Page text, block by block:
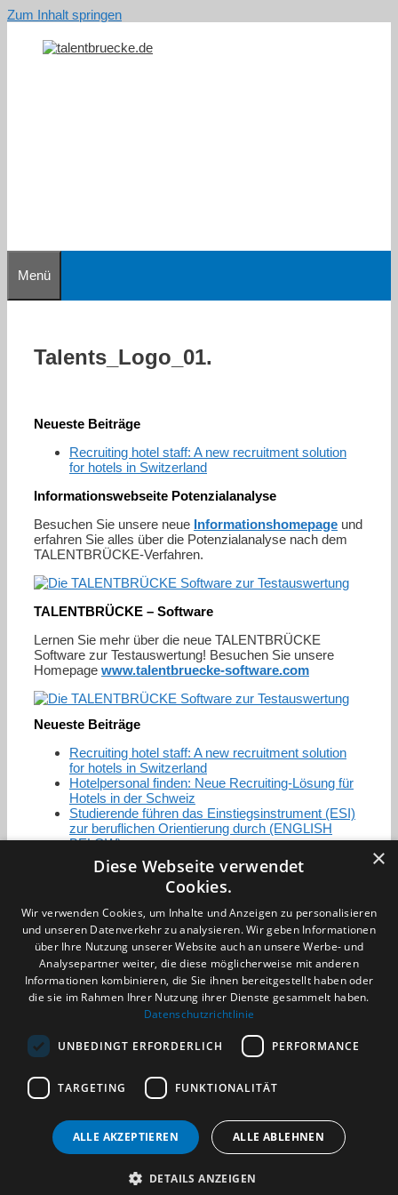
Zum Inhalt springen
Menü
Talents_Logo_01.
Neueste Beiträge
Recruiting hotel staff: A new recruitment solution
for hotels in Switzerland
Informationswebseite Potenzialanalyse
Besuchen Sie unsere neue Informationshomepage und
erfahren Sie alles über die Potenzialanalyse nach dem
TALENTBRÜCKE-Verfahren.
TALENTBRÜCKE – Software
Lernen Sie mehr über die neue TALENTBRÜCKE
Software zur Testauswertung! Besuchen Sie unsere
Homepage www.talentbruecke-software.com
Neueste Beiträge
Recruiting hotel staff: A new recruitment solution
for hotels in Switzerland
Hotelpersonal finden: Neue Recruiting-Lösung für
Hotels in der Schweiz
Studierende führen das Einstiegsinstrument (ESI)
zur beruflichen Orientierung durch (ENGLISH
BELOW)
Zertifizierung / Mitgliedschaften
Datenschutzerklärung
Benachrichtigungsservice
Kontakt und Anfahrt
(c) 2026 TALENTBRÜCKE GmbH & Co. KG
×
Diese Webseite verwendet
Cookies.
Wir verwenden Cookies, um Inhalte und Anzeigen zu personalisieren
und unseren Datenverkehr zu analysieren. Wir geben Informationen
über Ihre Nutzung unserer Website auch an unsere Werbe- und
Analysepartner weiter, die diese möglicherweise mit anderen
Informationen kombinieren, die Sie ihnen bereitgestellt haben oder
die sie im Rahmen Ihrer Nutzung ihrer Dienste gesammelt haben.
Datenschutzrichtlinie
UNBEDINGT ERFORDERLICH PERFORMANCE
TARGETING FUNKTIONALITÄT
ALLE AKZEPTIEREN ALLE ABLEHNEN
DETAILS ANZEIGEN